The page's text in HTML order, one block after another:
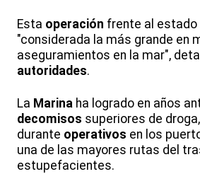
Esta operación frente al estado
"considerada la más grande en
aseguramientos en la mar",
autoridades.
La Marina ha logrado en años
decomisos superiores de
durante operativos en los
una de las mayores rutas del
estupefacientes.